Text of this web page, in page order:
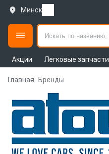
Минск
Акции Легковые запчасти
Главная Бренды